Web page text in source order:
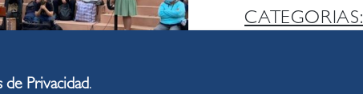
CATEGORIAS:
de Privacidad.